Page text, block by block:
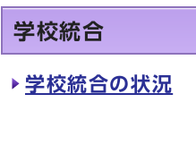
学校統合
学校統合の状況